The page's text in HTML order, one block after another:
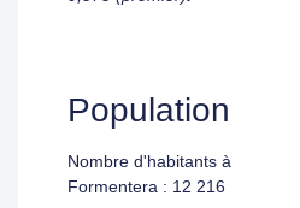
Population
Nombre d'habitants à
Formentera : 12 216